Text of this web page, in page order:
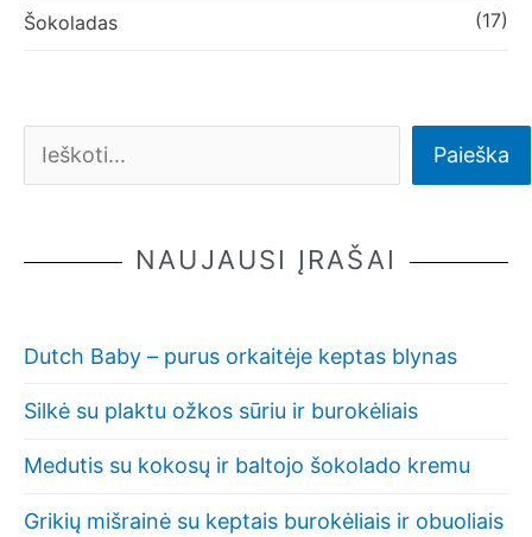
Šokoladas (17)
Paieška
NAUJAUSI ĮRAŠAI
Dutch Baby – purus orkaitėje keptas blynas
Silkė su plaktu ožkos sūriu ir burokėliais
Medutis su kokosų ir baltojo šokolado kremu
Grikių mišrainė su keptais burokėliais ir obuoliais